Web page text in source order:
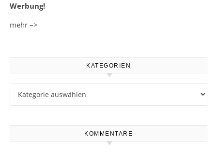
Werbung!
mehr –>
KATEGORIEN
KOMMENTARE